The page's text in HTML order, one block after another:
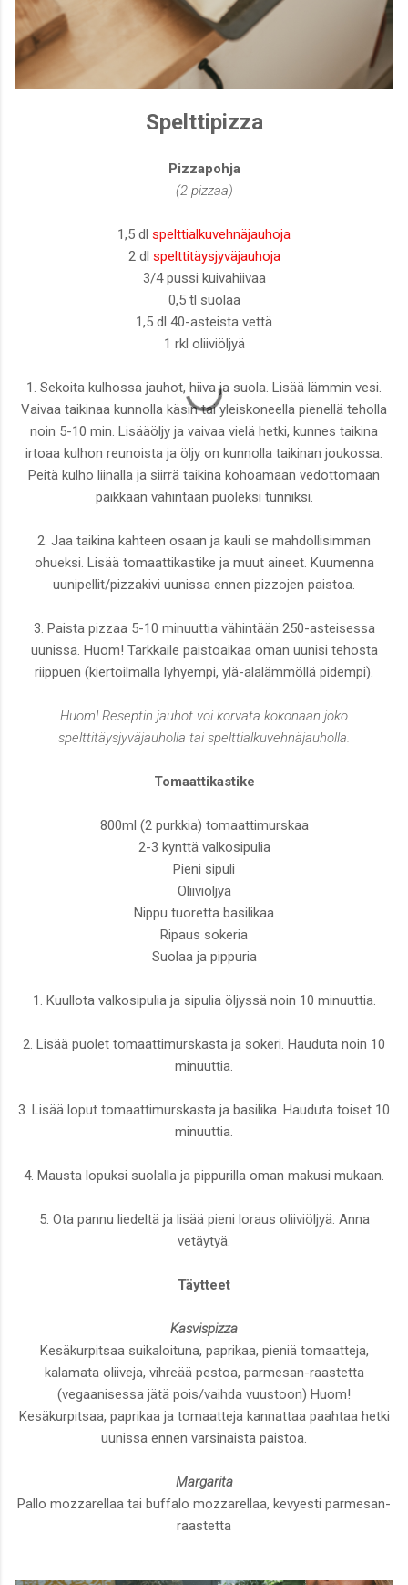
Spelttipizza
Pizzapohja
(2 pizzaa)
1,5 dl spelttialkuvehnäjauhoja
2 dl spelttitäysjyväjauhoja
3/4 pussi kuivahiivaa
0,5 tl suolaa
1,5 dl 40-asteista vettä
1 rkl oliiviöljyä
1. Sekoita kulhossa jauhot, hiiva ja suola. Lisää lämmin vesi.
Vaivaa taikinaa kunnolla käsin tai yleiskoneella pienellä teholla
noin 5-10 min. Lisääöljy ja vaivaa vielä hetki, kunnes taikina
irtoaa kulhon reunoista ja öljy on kunnolla taikinan joukossa.
Peitä kulho liinalla ja siirrä taikina kohoamaan vedottomaan
paikkaan vähintään puoleksi tunniksi.
2. Jaa taikina kahteen osaan ja kauli se mahdollisimman
ohueksi. Lisää tomaattikastike ja muut aineet. Kuumenna
uunipellit/pizzakivi uunissa ennen pizzojen paistoa.
3. Paista pizzaa 5-10 minuuttia vähintään 250-asteisessa
uunissa. Huom! Tarkkaile paistoaikaa oman uunisi tehosta
riippuen (kiertoilmalla lyhyempi, ylä-alalämmöllä pidempi).
Huom! Reseptin jauhot voi korvata kokonaan joko
spelttitäysjyväjauholla tai spelttialkuvehnäjauholla.
Tomaattikastike
800ml (2 purkkia) tomaattimurskaa
2-3 kynttä valkosipulia
Pieni sipuli
Oliiviöljyä
Nippu tuoretta basilikaa
Ripaus sokeria
Suolaa ja pippuria
1. Kuullota valkosipulia ja sipulia öljyssä noin 10 minuuttia.
2. Lisää puolet tomaattimurskasta ja sokeri. Hauduta noin 10
minuuttia.
3. Lisää loput tomaattimurskasta ja basilika. Hauduta toiset 10
minuuttia.
4. Mausta lopuksi suolalla ja pippurilla oman makusi mukaan.
5. Ota pannu liedeltä ja lisää pieni loraus oliiviöljyä. Anna
vetäytyä.
Täytteet
Kasvispizza
Kesäkurpitsaa suikaloituna, paprikaa, pieniä tomaatteja,
kalamata oliiveja, vihreää pestoa, parmesan-raastetta
(vegaanisessa jätä pois/vaihda vuustoon) Huom!
Kesäkurpitsaa, paprikaa ja tomaatteja kannattaa paahtaa hetki
uunissa ennen varsinaista paistoa.
Margarita
Pallo mozzarellaa tai buffalo mozzarellaa, kevyesti parmesan-
raastetta